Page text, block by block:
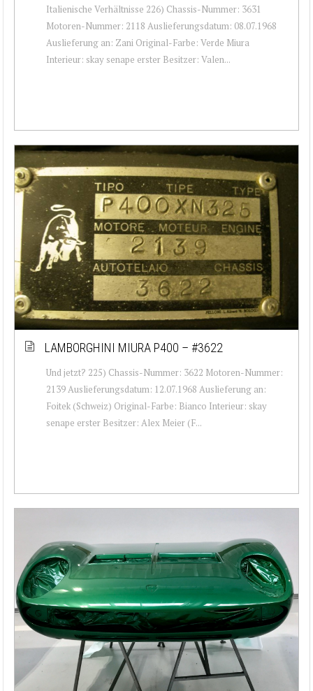
Italienische Verhältnisse 226) Chassis-Nummer: 3631
Motoren-Nummer: 2118 Auslieferungsdatum: 08.07.1968
Auslieferung an: Zani Original-Farbe: Verde Miura
Interieur: skay senape erster Besitzer: Valen...
LAMBORGHINI MIURA P400 – #3622
Und jetzt? 225) Chassis-Nummer: 3622 Motoren-Nummer:
2139 Auslieferungsdatum: 12.07.1968 Auslieferung an:
Foitek (Schweiz) Original-Farbe: Bianco Interieur: skay
senape erster Besitzer: Alex Meier (F...